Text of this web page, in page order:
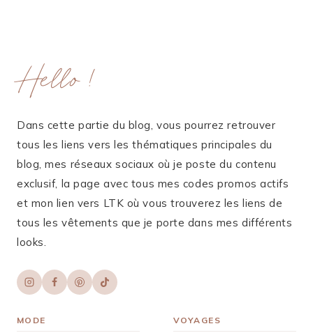
Hello !
Dans cette partie du blog, vous pourrez retrouver
tous les liens vers les thématiques principales du
blog, mes réseaux sociaux où je poste du contenu
exclusif, la page avec tous mes codes promos actifs
et mon lien vers LTK où vous trouverez les liens de
tous les vêtements que je porte dans mes différents
looks.
MODE VOYAGES